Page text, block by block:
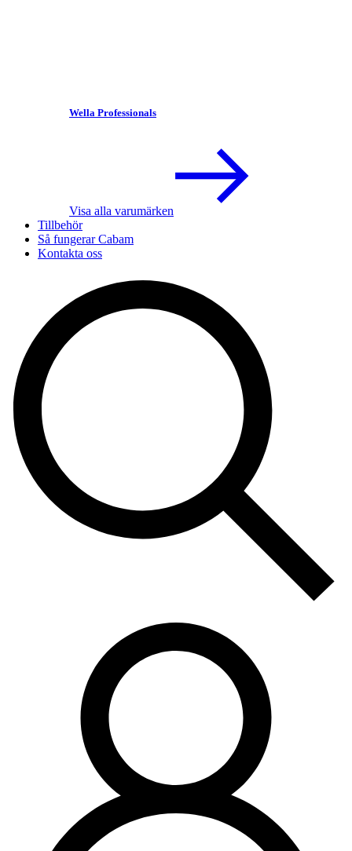
Wella Professionals
Visa alla varumärken
Tillbehör
Så fungerar Cabam
Kontakta oss